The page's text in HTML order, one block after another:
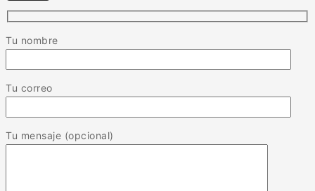
Tu nombre
Tu correo
Tu mensaje (opcional)